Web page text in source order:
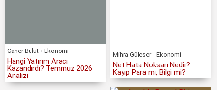
Caner Bulut Ekonomi
Hangi Yatırım Aracı
Kazandırdı? Temmuz 2026
Analizi
Mihra Güleser Ekonomi
Net Hata Noksan Nedir?
Kayıp Para mı, Bilgi mi?